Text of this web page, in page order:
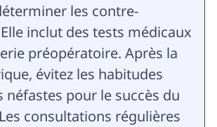
les contre-
inclut des tests médicaux
préopératoire. Après la
évitez les habitudes
néfastes pour le succès du
consultations régulières